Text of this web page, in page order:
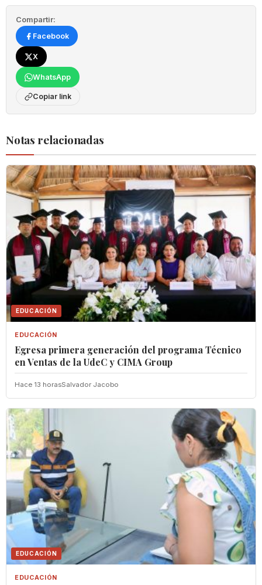
Compartir:
Facebook
X
WhatsApp
Copiar link
Notas relacionadas
EDUCACIÓN
EDUCACIÓN
Egresa primera generación del programa Técnico
en Ventas de la UdeC y CIMA Group
Hace 13 horasSalvador Jacobo
EDUCACIÓN
EDUCACIÓN